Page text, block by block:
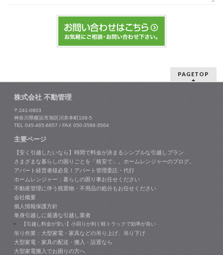
PAGETOP
株式会社 不動管理
〒241-0803
神奈川県横浜市旭区川井本町109-5
TEL 045-465-6857 / FAX 050-3588-3564
主要ページ
【安く引越したいなら】時間で料金が決まるシンプルな引越しプラン
さまざまな暮らしの困りごとを「格安で」。ホームレンジャーのブログ。
アパート経営者様必見！アパート管理委託・代行
ホームレンジャー：暮らしの困り事お任せください
不動産管理に伴う残置物・不用品の処分もお任せください
会社概要
個人情報保護方針
単身引越しに最適な引越し業者
【引越し料金が安い】小回りが利く軽トラックで効率が良い
吊り作業：大型家電・家具などの吊り上げ、吊り下げ
大型家電・家具の配送・搬入・設置なら
大型家電搬入でお困りの方へ